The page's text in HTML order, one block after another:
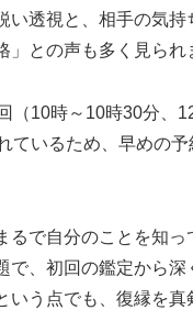
い透視と、相手の気持
」との声も多く見られ
（10時～10時30分、
ているため、早めの
るで自分のことを知っ
で、初回の鑑定から
いう点でも、復縁を真